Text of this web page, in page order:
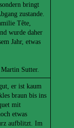
bringt
zustande.
Tête,
wurde daher
Jahr, etwas
Sutter.
er ist kaum
braun bis ins
mit
etwas
aufblitzt. Im